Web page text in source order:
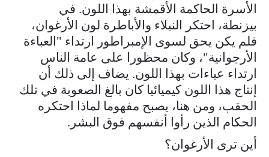
الأسرة الحاكمة الأقمشة بهذا اللون. في
بيزنطة، احتكر النبلاء والأباطرة لون الأرغوان،
فلم يكن يحق لسوى الإمبراطور ارتداء "العباءة
الأرجوانية"، وكان محظورا على عامة الناس
ارتداء عباءات بهذا اللون. يضاف إلى ذلك أن
إنتاج هذا اللون كيميائيا كان بالغ الصعوبة في تلك
الحقب، ومن هنا، يصبح مفهوما لماذا احتكره
الحكام الذين رأوا أنفسهم فوق البشر.
أين ترى الأرغوان؟